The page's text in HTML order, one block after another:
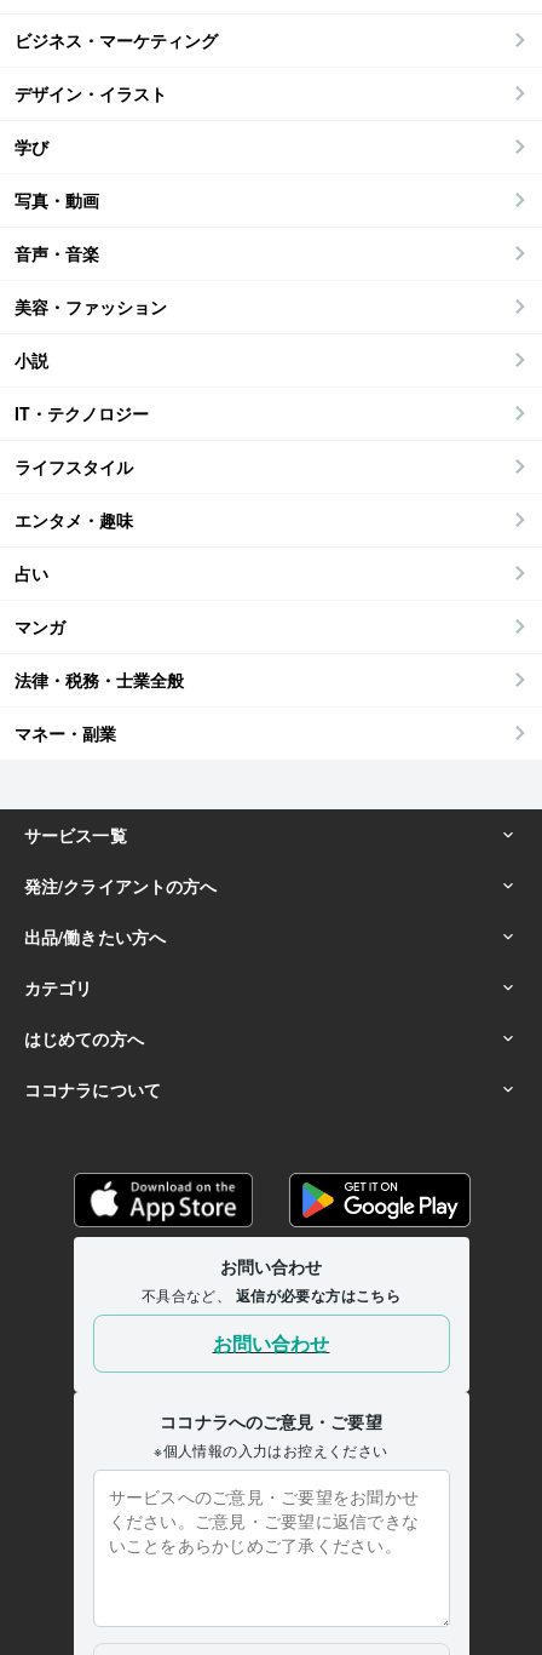
ビジネス・マーケティング
デザイン・イラスト
学び
写真・動画
音声・音楽
美容・ファッション
小説
IT・テクノロジー
ライフスタイル
エンタメ・趣味
占い
マンガ
法律・税務・士業全般
マネー・副業